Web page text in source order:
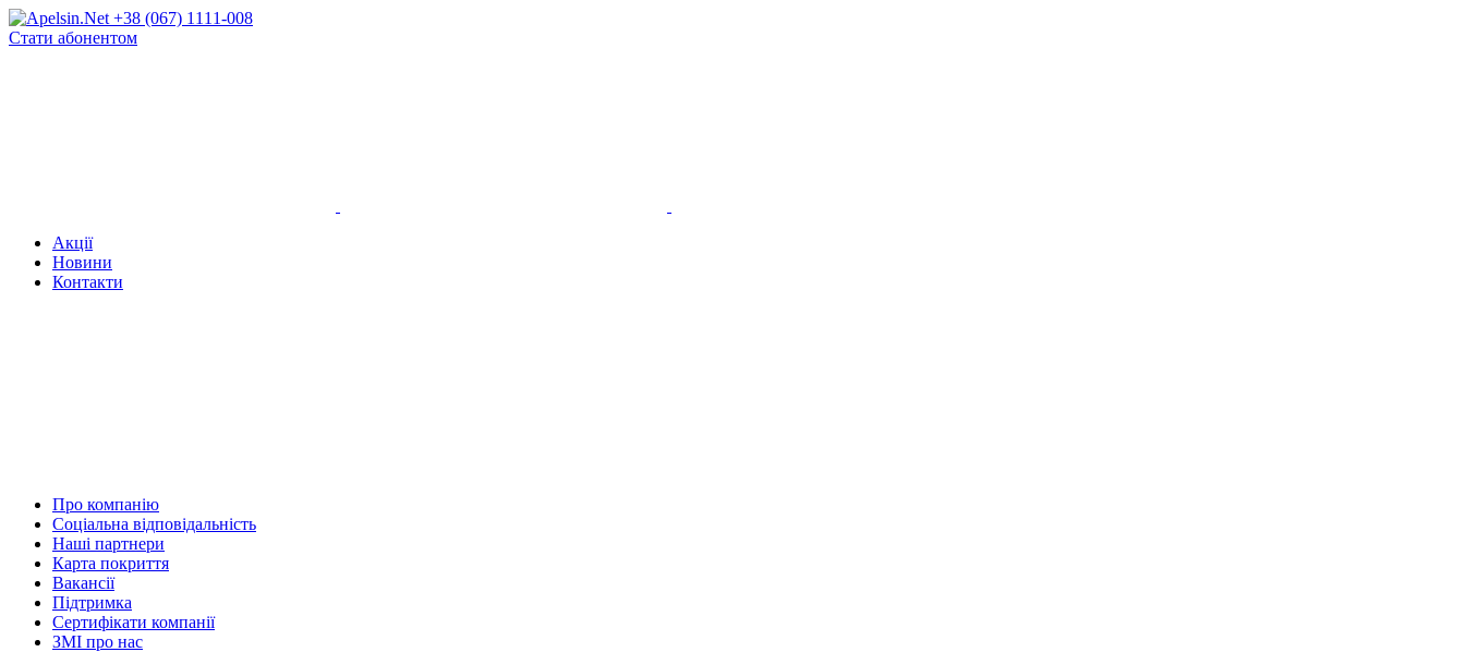
+38 (067) 1111-008
Стати абонентом
Акції
Новини
Контакти
Про компанію
Соціальна відповідальність
Наші партнери
Карта покриття
Вакансії
Підтримка
Сертифікати компанії
ЗМІ про нас